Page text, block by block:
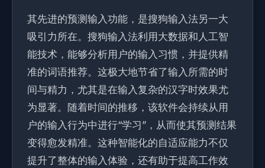
其先进的预测输入功能，是搜狗输入法另一大
吸引力所在。搜狗输入法利用大数据和人工智
能技术，能够分析用户的输入习惯，并提供精
准的词语推荐。这极大地节省了输入所需的时
间与精力，尤其是在输入复杂的汉字时效果尤
为显著。随着时间的推移，该软件会持续从用
户的输入行为中进行“学习”，从而使其预测结果
变得愈发精准。这种智能化的自适应能力不仅
提升了整体的输入体验，还有助于提高工作效